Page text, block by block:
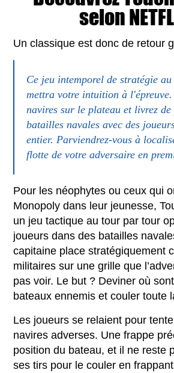
selon
Un classique est donc de retour
Ce jeu intemporel de stratégie
mettra votre intuition à l'épreuve.
navires sur le plateau et livrez
batailles navales avec des
entier. Parviendrez-vous à
flotte de votre adversaire en
Pour les néophytes ou ceux qui
Monopoly dans leur jeunesse,
un jeu tactique au tour par tour
joueurs dans des batailles
capitaine place stratégiquement
militaires sur une grille que
pas voir. Le but ? Deviner où
bateaux ennemis et couler toute
Les joueurs se relaient pour
navires adverses. Une frappe
position du bateau, et il ne reste
ses tirs pour le couler en